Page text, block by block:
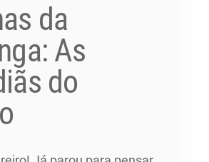
da
As
do